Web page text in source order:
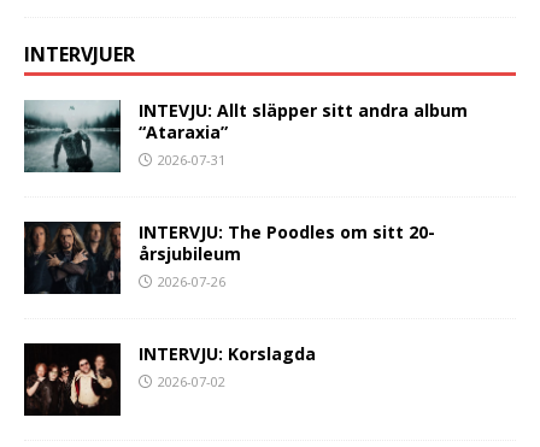
INTERVJUER
INTEVJU: Allt släpper sitt andra album
“Ataraxia”
2026-07-31
INTERVJU: The Poodles om sitt 20-
årsjubileum
2026-07-26
INTERVJU: Korslagda
2026-07-02